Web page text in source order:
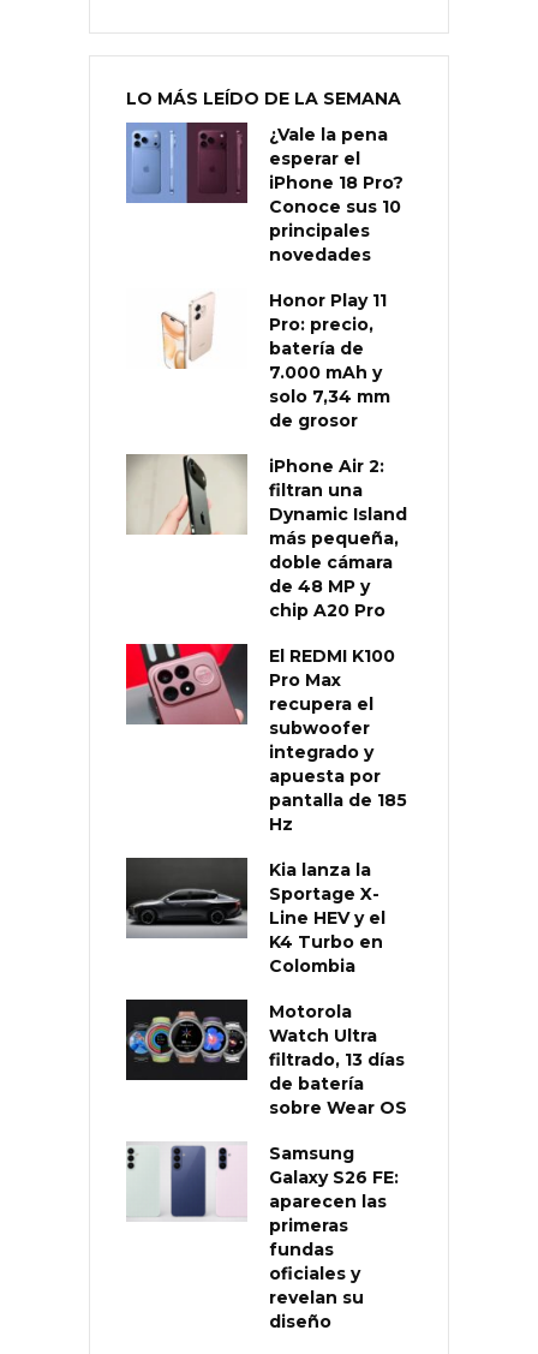
LO MÁS LEÍDO DE LA SEMANA
¿Vale la pena
esperar el
iPhone 18 Pro?
Conoce sus 10
principales
novedades
Honor Play 11
Pro: precio,
batería de
7.000 mAh y
solo 7,34 mm
de grosor
iPhone Air 2:
filtran una
Dynamic Island
más pequeña,
doble cámara
de 48 MP y
chip A20 Pro
El REDMI K100
Pro Max
recupera el
subwoofer
integrado y
apuesta por
pantalla de 185
Hz
Kia lanza la
Sportage X-
Line HEV y el
K4 Turbo en
Colombia
Motorola
Watch Ultra
filtrado, 13 días
de batería
sobre Wear OS
Samsung
Galaxy S26 FE:
aparecen las
primeras
fundas
oficiales y
revelan su
diseño